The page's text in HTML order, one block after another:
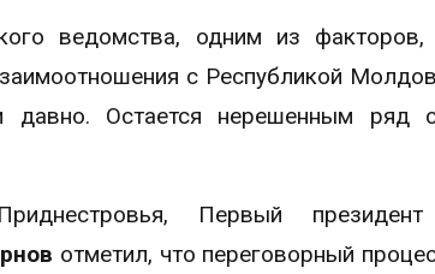
ведомства, одним из факторов,
с Республикой
Остается нерешенным ряд
Первый
отметил, что переговорный